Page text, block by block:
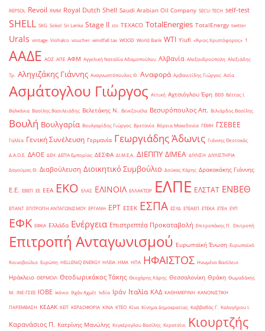
REPSOL Revoil RMM Royal Dutch Shell Saudi Arabian Oil Company SECU-TECH self-test
SHELL SKG Sokol Sri Lanka Stage II sts TEXACO TotalEnergies TotalEnergy twitter
Urals vintage Viohalco voucher windfall tax WOOD World Bank WTI Yiufi «Άγιος Χριστόφορος» ΄1
ΑΑΔΕ ΑΟΖ ΑΠΕ ΑΦΜ Αγγελική Ναταλία Αδαμοπούλου Αλβανία Αλεξανδρούπολη Αλεξιάδης
Τρ. Αληγιζάκης Γιάννης Αναγνωστόπουλος Θ. Αναφορά Αρβανιτίδης Γιώργος Ασία
Ασμάτογλου Γιώργος Αττική Αχτσιόγλου Έφη ΒΕΘ Βέττας Ι.
Βαλκάνια Βασίλης Βασιλειάδης Βελετάκης Ν. Βενεζουέλα Βεσυρόπουλος Απ. Βιλιάρδος Βασίλης
Βουλή Βουλγαρία Βουλγαρίδης Γιώργος Βρετανία Βόρεια Μακεδονία ΓΕΜΗ ΓΣΕΒΕΕ
Γαλλία Γενική Συνέλευση Γερμανία Γεωργιάδης Άδωνις Γιάννης Θεοτοκάς
Δ.Α.Ο.Ε. ΔΑΟΕ ΔΕΗ ΔΕΠΑ Εμπορίας ΔΕΣΦΑ ΔΙ.Μ.Ε.Α. ΔΙΕΠΠΥ ΔΙΜΕΑ ΔΙΥΛΙΣΗ ΔΙΥΛΙΣΤΗΡΙΑ
Δαγούμας Θ. Διαβούλευση Διοικητικό Συμβούλιο Δούκας Χάρης Δρακακάκης Γιάννης
Ε.Ε. ΕΒΕΠ ΕΕ ΕΕΑ ΕΚΟ ΕΛΑΣ ΕΛΙΝΟΙΛ ΕΛΛΑΚΤΩΡ ΕΛΠΕ ΕΛΣΤΑΤ ΕΝΒΕΘ
ΕΠΑΝΤ ΕΠΙΤΡΟΠΗ ΑΝΤΑΓΩΝΙΣΜΟΥ ΕΡΓΑΝΗ ΕΡΤ ΕΣΕΚ ΕΣΠΑ ΕΣΥΔ ΕΤΕΑΕΠ ΕΤΕΚΑ ΕΤΕπ ΕΥΠ
ΕΦΚ ΕΦΚΑ Ελλάδα Ενέργεια Επιστρεπτέα Προκαταβολή Επιτροπάκης Π. Επιτροπή
Επιτροπή Ανταγωνισμού Ευρωπαϊκή Ένωση Ευρωπαϊκό
Κοινοβούλιο Ευρώπη ΗELLENiQ ENERGY ΗΛΕΙΑ ΗΜΑ ΗΠΑ ΗΦΑΙΣΤΟΣ Ηνωμένο Βασίλειο
Ηράκλειο ΘΕΡΜΟΙΛ Θεοδωρικάκος Τάκης Θεοχάρης Χάρης Θεσσαλονίκη Θράκη Θωμαδάκης
Μ. ΙΝΕ-ΓΣΕΕ ΙΟΒΕ Ικόνιο Ιλχάν Αχμέτ Ινδία Ιράν Ιταλία ΚΑΔ ΚΑΘΗΜΕΡΙΝΗ ΚΑΝΟΝΙΣΤΙΚΗ
ΠΑΡΕΜΒΑΣΗ ΚΕΔΑΚ ΚΕΠ ΚΕΡΔΟΦΟΡΙΑ ΚΙΝΑ ΚΤΕΟ Κίνα Κίνημα Δημοκρατίας Καββαθάς Γ. Καλογήρου Ι.
Καρανάσιος Π. Κατρίνης Μανώλης Κεγκέρογλου Βασίλης Κερατσίνι
Κιουρτζής